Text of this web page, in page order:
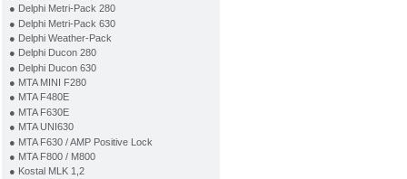
● Delphi Metri-Pack 280
● Delphi Metri-Pack 630
● Delphi Weather-Pack
● Delphi Ducon 280
● Delphi Ducon 630
● MTA MINI F280
● MTA F480E
● MTA F630E
● MTA UNI630
● MTA F630 / AMP Positive Lock
● MTA F800 / M800
● Kostal MLK 1,2